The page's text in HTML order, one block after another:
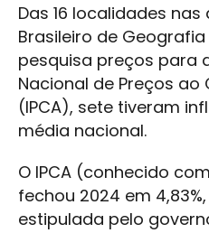
Das 16 localidades
Brasileiro de
pesquisa preços para
Nacional de Preços
(IPCA), sete tiveram
média nacional.
O IPCA (conhecido
fechou 2024 em
estipulada pelo